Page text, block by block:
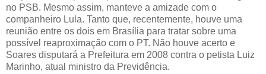
no PSB. Mesmo assim, manteve a amizade com o
companheiro Lula. Tanto que, recentemente, houve uma
reunião entre os dois em Brasília para tratar sobre uma
possível reaproximação com o PT. Não houve acerto e
Soares disputará a Prefeitura em 2008 contra o petista Luiz
Marinho, atual ministro da Previdência.